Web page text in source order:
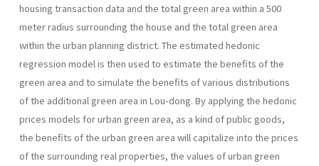
housing transaction data and the total green area within a 500
meter radius surrounding the house and the total green area
within the urban planning district. The estimated hedonic
regression model is then used to estimate the benefits of the
green area and to simulate the benefits of various distributions
of the additional green area in Lou-dong. By applying the hedonic
prices models for urban green area, as a kind of public goods,
the benefits of the urban green area will capitalize into the prices
of the surrounding real properties, the values of urban green